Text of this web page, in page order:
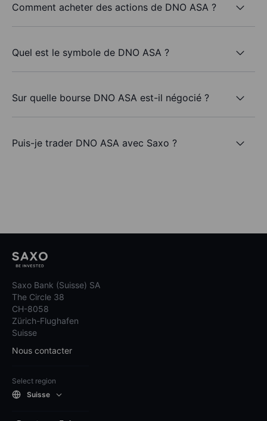
Comment acheter des actions de DNO ASA ?
Quel est le symbole de DNO ASA ?
Sur quelle bourse DNO ASA est-il négocié ?
Puis-je trader DNO ASA avec Saxo ?
Saxo Bank (Suisse) SA
The Circle 38
CH-8058
Zürich-Flughafen
Suisse
Nous contacter
Select region
Suisse